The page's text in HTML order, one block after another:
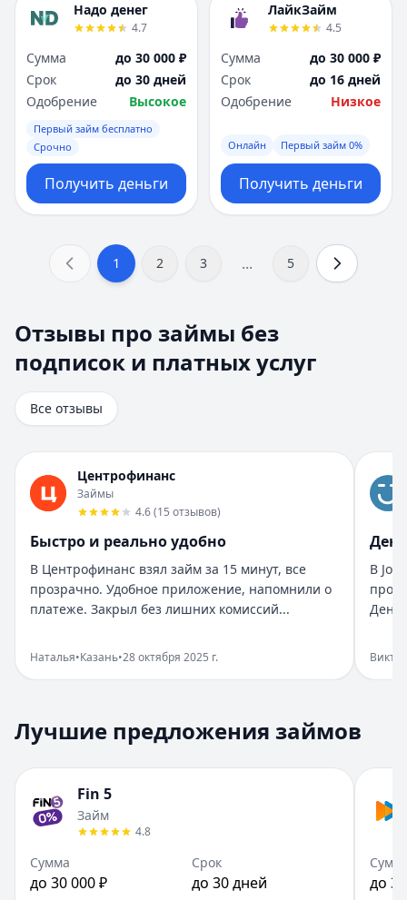
Надо денег
4.7
Сумма
до 30 000 ₽
Срок
до 30 дней
Одобрение
Высокое
Первый займ бесплатно
Срочно
Получить деньги
ЛайкЗайм
4.5
Сумма
до 30 000 ₽
Срок
до 16 дней
Одобрение
Низкое
Онлайн Первый займ 0%
Получить деньги
1 2 3 ... 5
Всего отзывов на странице:8.
Быстро получил и доволен
Организация: Турбозайм
Город:Екатеринбург
Дата:28 октября 2025 г.
Взял займ в Турбозайм впервые. Одобрили быстро,
Помогли быстро и без нервов
Рейтинг:
Организация: Бюджет
Дата: 28 октября 2025 г.
Взяла займ в Бюджет срочно нужны были деньги.
Помогли в нужный момент
Организация:Монеза
Срочно понадобились деньги, Монеза выручила.
Рейтинг:
Организация: Привет, сосед!
Город:Екатеринбург
28 октября 2025 г.
В Привет, сосед! оформила займ за пару минут.
Быстро и реально удобно
Отзывы про займы без
подписок и платных услуг
Все отзывы
Центрофинанс
Займы
4.6(15 отзывов)
Быстро и реально удобно
В Центрофинанс взял займ за 15 минут, все
прозрачно. Удобное приложение, напомнили о
платеже. Закрыл без лишних комиссий...
Наталья•Казань•28 октября 2025 г.
В
Лучшие предложения займов
Fin 5
Займ
4.8
Сумма
до 30 000 ₽
Срок
до 30 дней до